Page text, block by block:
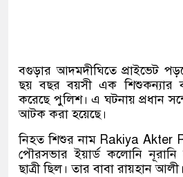
বগুড়ার আদমদীঘিতে প্রাইভেট
ছয় বছর বয়সী এক শিশুকন্যার
করেছে পুলিশ। এ ঘটনায় প্রধান
আটক করা হয়েছে।
নিহত শিশুর নাম Rakiya Akter
পৌরসভার ইয়ার্ড কলোনি নূরানি
ছাত্রী ছিল। তার বাবা রায়হান আলী।